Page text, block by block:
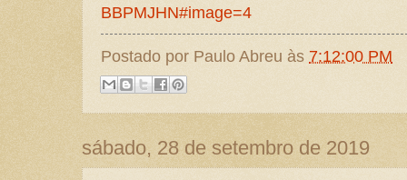
BBPMJHN#image=4
Postado por Paulo Abreu às 7:12:00 PM
sábado, 28 de setembro de 2019